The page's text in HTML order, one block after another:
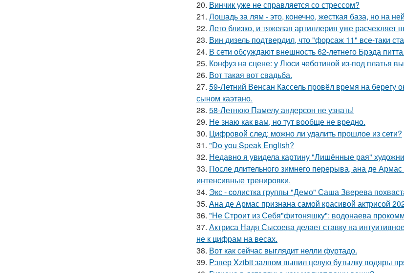
20. Винчик уже не справляется со стрессом?
21. Лошадь за лям - это, конечно, жесткая база, но на
22. Лето близко, и тяжелая артиллерия уже расчехляет
23. Вин дизель подтвердил, что "форсаж 11" все-таки
24. В сети обсуждают внешность 62-летнего Брэда питта.
25. Конфуз на сцене: у Люси чеботиной из-под платья
26. Вот такая вот свадьба.
27. 59-Летний Венсан Кассель провёл время на берегу
сыном каэтано.
28. 58-Летнюю Памелу андерсон не узнать!
29. Не знаю как вам, но тут вообще не вредно.
30. Цифровой след: можно ли удалить прошлое из сети?
31. "Do you Speak English?
32. Недавно я увидела картину "Лишённые рая"
33. После длительного зимнего перерыва, ана де
интенсивные тренировки.
34. Экс - coлистка группы "Демо" Саша Зверева
35. Ана де Армас признана самой красивой актрисой
36. "Не Строит из Себя"фитоняшку": водонаева
37. Актриса Надя Сысоева делает ставку на
не к цифрам на весах.
38. Вот как сейчас выглядит нелли фуртадо.
39. Рэпер Xzibit залпом выпил целую бутылку водяры